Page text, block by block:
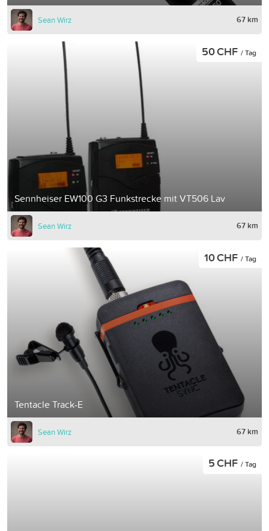
Sean Wirz 67 km
Sennheiser EW100 G3 Funkstrecke mit VT506 Lav
50 CHF / Tag
Sean Wirz 67 km
Tentacle Track-E
10 CHF / Tag
Sean Wirz 67 km
5 CHF / Tag